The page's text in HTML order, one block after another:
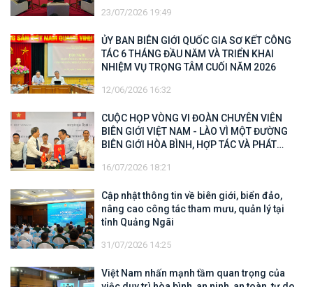
23/07/2026 19:49
ỦY BAN BIÊN GIỚI QUỐC GIA SƠ KẾT CÔNG
TÁC 6 THÁNG ĐẦU NĂM VÀ TRIỂN KHAI
NHIỆM VỤ TRỌNG TÂM CUỐI NĂM 2026
12/06/2026 16:32
CUỘC HỌP VÒNG VI ĐOÀN CHUYÊN VIÊN
BIÊN GIỚI VIỆT NAM - LÀO VÌ MỘT ĐƯỜNG
BIÊN GIỚI HÒA BÌNH, HỢP TÁC VÀ PHÁT
16/07/2026 18:21
Cập nhật thông tin về biên giới, biển đảo,
nâng cao công tác tham mưu, quản lý tại
tỉnh Quảng Ngãi
31/07/2026 14:25
Việt Nam nhấn mạnh tầm quan trọng của